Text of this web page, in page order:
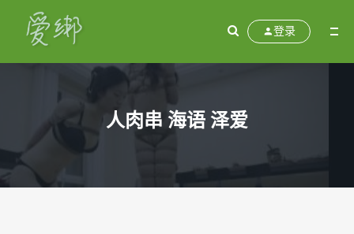
登录
人肉串 海语 泽爱